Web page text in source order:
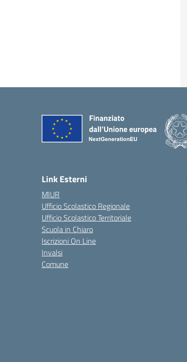
Link Esterni
MIUR
Ufficio Scolastico Regionale
Ufficio Scolastico Territoriale
Scuola in Chiaro
Iscrizioni On Line
Invalsi
Comune